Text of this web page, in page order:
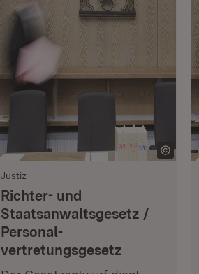
Justiz
Richter- und
Staatsanwaltsgesetz /
Personal­
vertretungsgesetz